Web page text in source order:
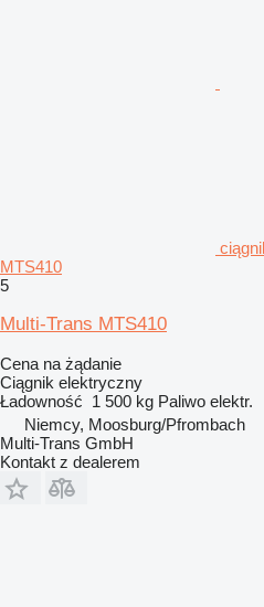
MTS410
5
Multi-Trans MTS410
Cena na żądanie
Ciągnik elektryczny
Ładowność 1 500 kg Paliwo elektr.
Niemcy, Moosburg/Pfrombach
Multi-Trans GmbH
Kontakt z dealerem